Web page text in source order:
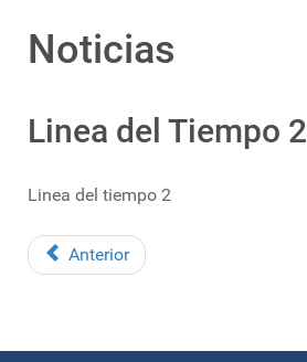
Noticias
Linea del Tiempo 2
Linea del tiempo 2
Anterior